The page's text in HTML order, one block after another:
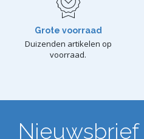
Grote voorraad
Duizenden artikelen op
voorraad.
Nieuwsbrief